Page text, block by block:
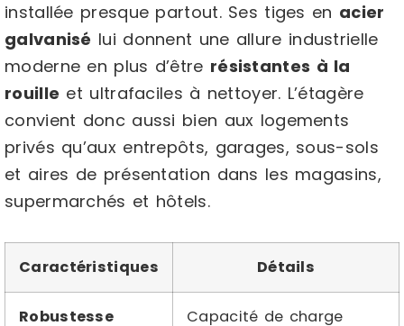
installée presque partout. Ses tiges en acier
galvanisé lui donnent une allure industrielle
moderne en plus d’être résistantes à la
rouille et ultrafaciles à nettoyer. L’étagère
convient donc aussi bien aux logements
privés qu’aux entrepôts, garages, sous-sols
et aires de présentation dans les magasins,
supermarchés et hôtels.
Caractéristiques Détails
Robustesse Capacité de charge